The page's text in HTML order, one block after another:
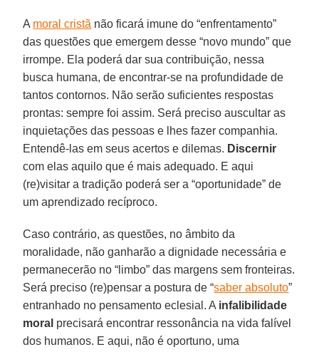
A moral cristã não ficará imune do “enfrentamento”
das questões que emergem desse “novo mundo” que
irrompe. Ela poderá dar sua contribuição, nessa
busca humana, de encontrar-se na profundidade de
tantos contornos. Não serão suficientes respostas
prontas: sempre foi assim. Será preciso auscultar as
inquietações das pessoas e lhes fazer companhia.
Entendê-las em seus acertos e dilemas. Discernir
com elas aquilo que é mais adequado. E aqui
(re)visitar a tradição poderá ser a “oportunidade” de
um aprendizado recíproco.
Caso contrário, as questões, no âmbito da
moralidade, não ganharão a dignidade necessária e
permanecerão no “limbo” das margens sem fronteiras.
Será preciso (re)pensar a postura de “saber absoluto”
entranhado no pensamento eclesial. A infalibilidade
moral precisará encontrar ressonância na vida falível
dos humanos. E aqui, não é oportuno, uma